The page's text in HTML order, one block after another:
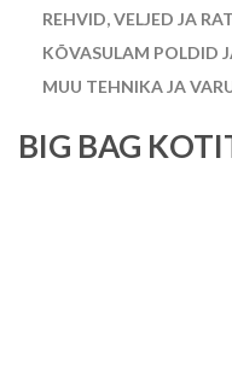
REHVID, VELJED JA
KÕVASULAM POLDID
MUU TEHNIKA JA
BIG BAG